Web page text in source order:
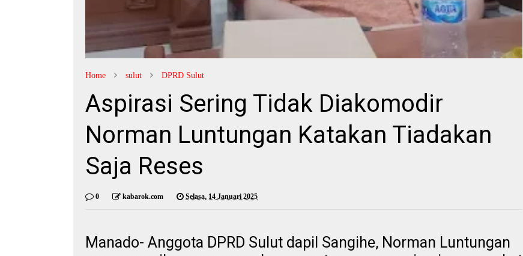
Home sulut DPRD Sulut
Aspirasi Sering Tidak Diakomodir
Norman Luntungan Katakan Tiadakan
Saja Reses
0 kabarok.com Selasa, 14 Januari 2025
Manado- Anggota DPRD Sulut dapil Sangihe, Norman Luntungan